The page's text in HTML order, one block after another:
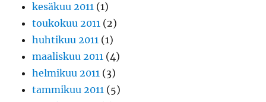
kesäkuu 2011 (1)
toukokuu 2011 (2)
huhtikuu 2011 (1)
maaliskuu 2011 (4)
helmikuu 2011 (3)
tammikuu 2011 (5)